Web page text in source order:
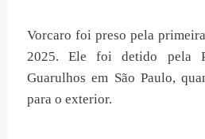
Vorcaro foi preso pela
2025. Ele foi detido pela
Guarulhos em São Paulo,
para o exterior.